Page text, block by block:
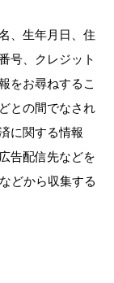
、生年月日、住
号、クレジット
をお尋ねするこ
との間でなされ
に関する情報
告配信先などを
どから収集する